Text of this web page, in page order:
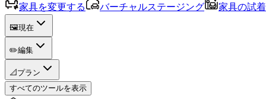
家具を変更する バーチャルステージング 家具の試着
🖼️現在
✏️編集
📐 プラン
すべてのツールを表示